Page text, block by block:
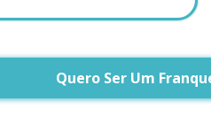
Quero Ser Um